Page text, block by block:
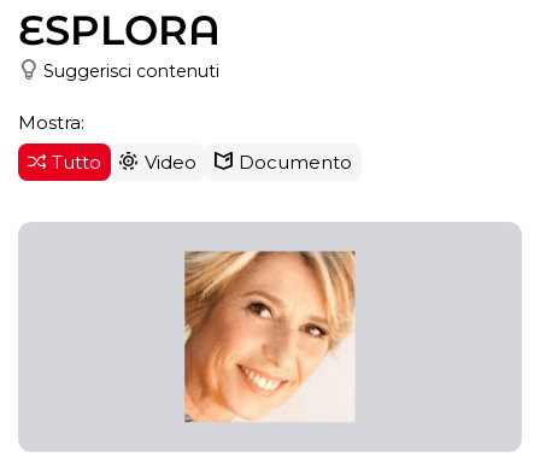
ESPLORA
Suggerisci contenuti
Mostra:
Tutto
Video Documento